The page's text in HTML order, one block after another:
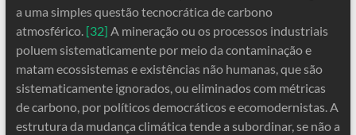
a uma simples questão tecnocrática de carbono
atmosférico. [32] A mineração ou os processos industriais
poluem sistematicamente por meio da contaminação e
matam ecossistemas e existências não humanas, que são
sistematicamente ignorados, ou eliminados com métricas
de carbono, por políticos democráticos e ecomodernistas. A
estrutura da mudança climática tende a subordinar, se não a